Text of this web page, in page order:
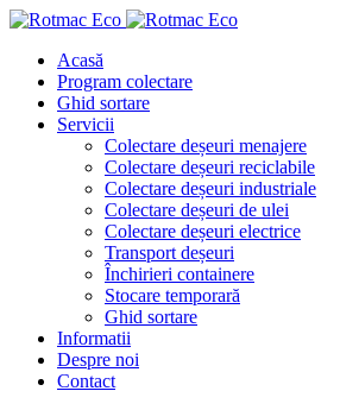
Acasă
Program colectare
Ghid sortare
Servicii
Colectare deșeuri menajere
Colectare deșeuri reciclabile
Colectare deșeuri industriale
Colectare deșeuri de ulei
Colectare deșeuri electrice
Transport deșeuri
Închirieri containere
Stocare temporară
Ghid sortare
Informatii
Despre noi
Contact